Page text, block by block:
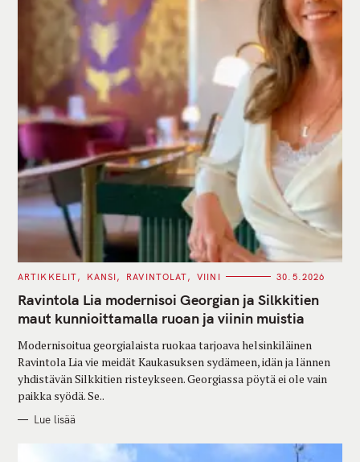
C
T
E
G
O
I
S
ARTIKKELIT KANSI RAVINTOLAT VIINI 30.5.2026
Ravintola Lia modernisoi Georgian ja Silkkitien
maut kunnioittamalla ruoan ja viinin muistia
Modernisoitua georgialaista ruokaa tarjoava helsinkiläinen
Ravintola Lia vie meidät Kaukasuksen sydämeen, idän ja lännen
yhdistävän Silkkitien risteykseen. Georgiassa pöytä ei ole vain
paikka syödä. Se..
Lue lisää